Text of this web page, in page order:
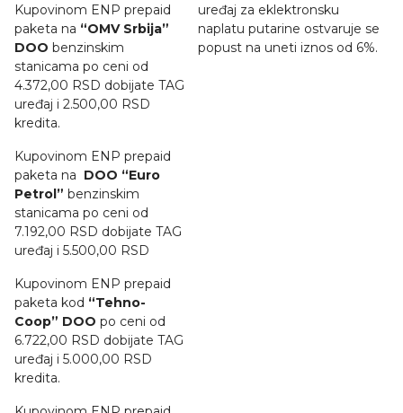
Kupovinom ENP prepaid
paketa na “OMV Srbija”
DOO benzinskim
stanicama po ceni od
4.372,00 RSD dobijate TAG
uređaj i 2.500,00 RSD
kredita.
Kupovinom ENP prepaid
paketa na DOO “Euro
Petrol” benzinskim
stanicama po ceni od
7.192,00 RSD dobijate TAG
uređaj i 5.500,00 RSD
Kupovinom ENP prepaid
paketa kod “Tehno-
Coop” DOO po ceni od
6.722,00 RSD dobijate TAG
uređaj i 5.000,00 RSD
kredita.
uređaj za eklektronsku
naplatu putarine ostvaruje se
popust na uneti iznos od 6%.